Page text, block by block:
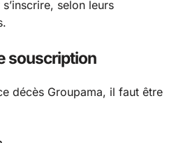
selon leurs
souscription
décès Groupama, il faut être